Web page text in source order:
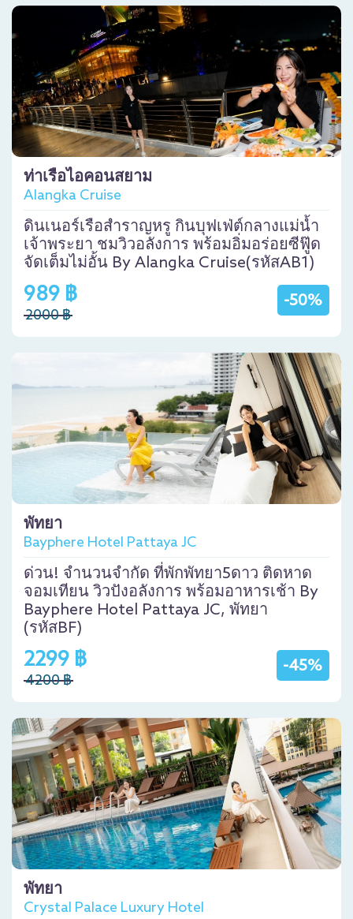
ท่าเรือไอคอนสยาม
Alangka Cruise
ดินเนอร์เรือสำราญหรู กินบุฟเฟ่ต์กลางแม่น้ำ
เจ้าพระยา ชมวิวอลังการ พร้อมอิ่มอร่อยซีฟู๊ด
จัดเต็มไม่อั้น By Alangka Cruise(รหัสAB1)
-50%
989 ฿
2000 ฿
พัทยา
Bayphere Hotel Pattaya JC
ด่วน! จำนวนจำกัด ที่พักพัทยา5ดาว ติดหาด
จอมเทียน วิวปังอลังการ พร้อมอาหารเช้า By
Bayphere Hotel Pattaya JC, พัทยา
(รหัสBF)
-45%
2299 ฿
4200 ฿
พัทยา
Crystal Palace Luxury Hotel